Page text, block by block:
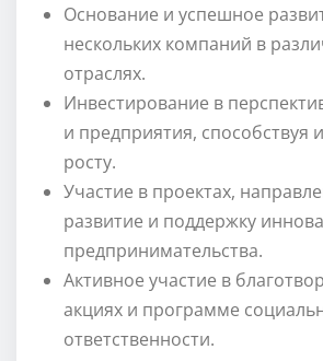
Основание и успешное
нескольких компаний в
отраслях.
Инвестирование в
и предприятия, способствуя
росту.
Участие в проектах,
развитие и поддержку
предпринимательства.
Активное участие в
акциях и программе
ответственности.